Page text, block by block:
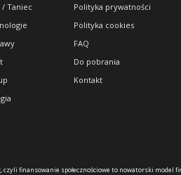
Taniec
Polityka prywatności
Polityka cookies
FAQ
Do pobrania
Kontakt
czyli finansowanie społecznościowe to nowatorski model